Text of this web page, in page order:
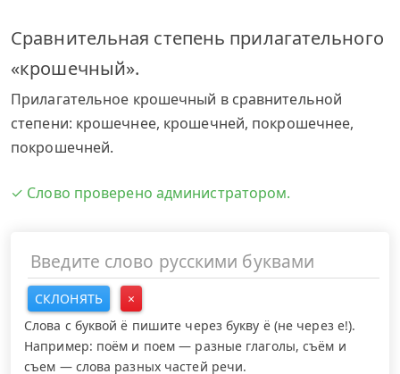
Сравнительная степень прилагательного
«крошечный».
Прилагательное крошечный в сравнительной
степени: крошечнее, крошечней, покрошечнее,
покрошечней.
✓ Слово проверено администратором.
СКЛОНЯТЬ
×
Слова с буквой ё пишите через букву ё (не через е!).
Например: поём и поем — разные глаголы, съём и
съем — слова разных частей речи.